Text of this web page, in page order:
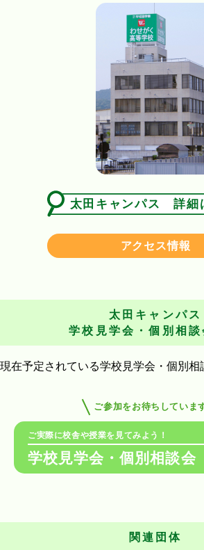
太田キャンパス 詳細
アクセス情報
太田キャンパス
学校見学会・個別相談
現在予定されている学校見学会・個別相
ご参加をお待ちしていま
ご実際に校舎や授業を見てみよう！
学校見学会・個別相談会
関連団体